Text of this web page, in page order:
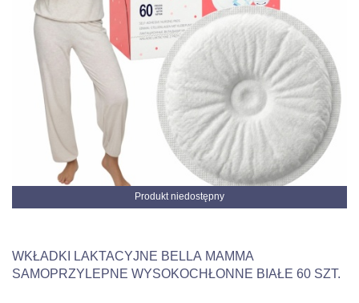
Produkt niedostępny
WKŁADKI LAKTACYJNE BELLA MAMMA
SAMOPRZYLEPNE WYSOKOCHŁONNE BIAŁE 60 SZT.